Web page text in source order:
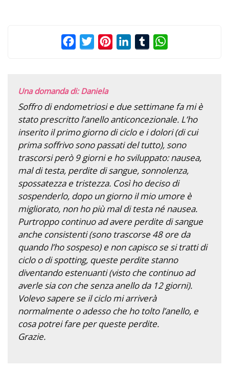
FacebookTwitterPinterestLinkedInTumblr
Una domanda di: Daniela
Soffro di endometriosi e due settimane fa mi è
stato prescritto l’anello anticoncezionale. L’ho
inserito il primo giorno di ciclo e i dolori (di cui
prima soffrivo sono passati del tutto), sono
trascorsi però 9 giorni e ho sviluppato: nausea,
mal di testa, perdite di sangue, sonnolenza,
spossatezza e tristezza. Così ho deciso di
sospenderlo, dopo un giorno il mio umore è
migliorato, non ho più mal di testa né nausea.
Purtroppo continuo ad avere perdite di sangue
anche consistenti (sono trascorse 48 ore da
quando l’ho sospeso) e non capisco se si tratti di
ciclo o di spotting, queste perdite stanno
diventando estenuanti (visto che continuo ad
averle sia con che senza anello da 12 giorni).
Volevo sapere se il ciclo mi arriverà
normalmente o adesso che ho tolto l’anello, e
cosa potrei fare per queste perdite.
Grazie.